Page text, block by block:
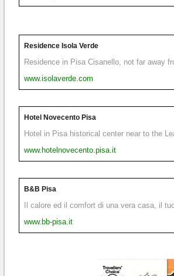
Residence Isola Verde
Residence in Pisa Cisanello, not far away
www.isolaverde.com
Hotel Novecento Pisa
Hotel in Pisa historical center near to the
www.hotelnovecento.pisa.it
B&B Pisa
Il calore ed il comfort di una vera casa, il
www.bb-pisa.it